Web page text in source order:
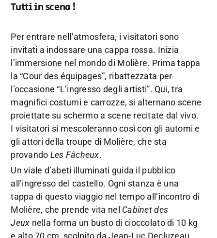
Tutti in scena !
Per entrare nell’atmosfera, i visitatori sono
invitati a indossare una cappa rossa. Inizia
l’immersione nel mondo di Molière. Prima tappa
la “Cour des équipages”, ribattezzata per
l’occasione “L’ingresso degli artisti”. Qui, tra
magnifici costumi e carrozze, si alternano scene
proiettate su schermo a scene recitate dal vivo.
I visitatori si mescoleranno così con gli automi e
gli attori della troupe di Molière, che sta
provando Les Fâcheux.
Un viale d’abeti illuminati guida il pubblico
all’ingresso del castello. Ogni stanza è una
tappa di questo viaggio nel tempo all’incontro di
Molière, che prende vita nel Cabinet des
Jeux nella forma un busto di cioccolato di 10 kg
e alto 70 cm, scolpito da Jean-Luc Decluzeau.